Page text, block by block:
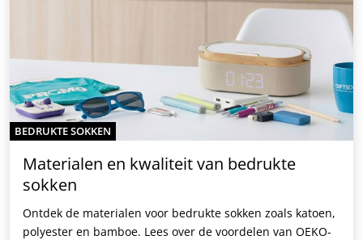
BEDRUKTE SOKKEN
Materialen en kwaliteit van bedrukte
sokken
Ontdek de materialen voor bedrukte sokken zoals katoen,
polyester en bamboe. Lees over de voordelen van OEKO-